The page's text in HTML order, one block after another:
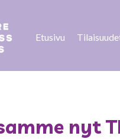
Etusivu
nyt